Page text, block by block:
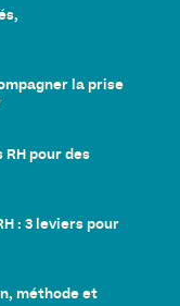
la prise
pour des
: 3 leviers pour
méthode et